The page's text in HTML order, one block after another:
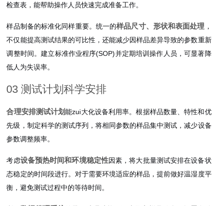
检查表，能帮助操作人员快速完成准备工作。
样品制备的标准化同样重要。统一的样品尺寸、形状和表面处理 ，
不仅能提高测试结果的可比性，还能减少因样品差异导致的参数重新
调整时间。建立标准作业程序(SOP)并定期培训操作人员，可显著降
低人为失误率。
03 测试计划科学安排
合理安排测试计划能zui大化设备利用率。根据样品数量、特性和优
先级，制定科学的测试序列，将相同参数的样品集中测试，减少设备
参数调整频率。
考虑设备预热时间和环境稳定性因素，将大批量测试安排在设备状
态稳定的时间段进行。对于需要环境适应的样品，提前做好温湿度平
衡，避免测试过程中的等待时间。